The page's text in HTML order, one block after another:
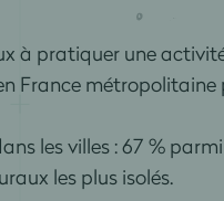
à pratiquer une
France
les villes : 67 %
les plus isolés.